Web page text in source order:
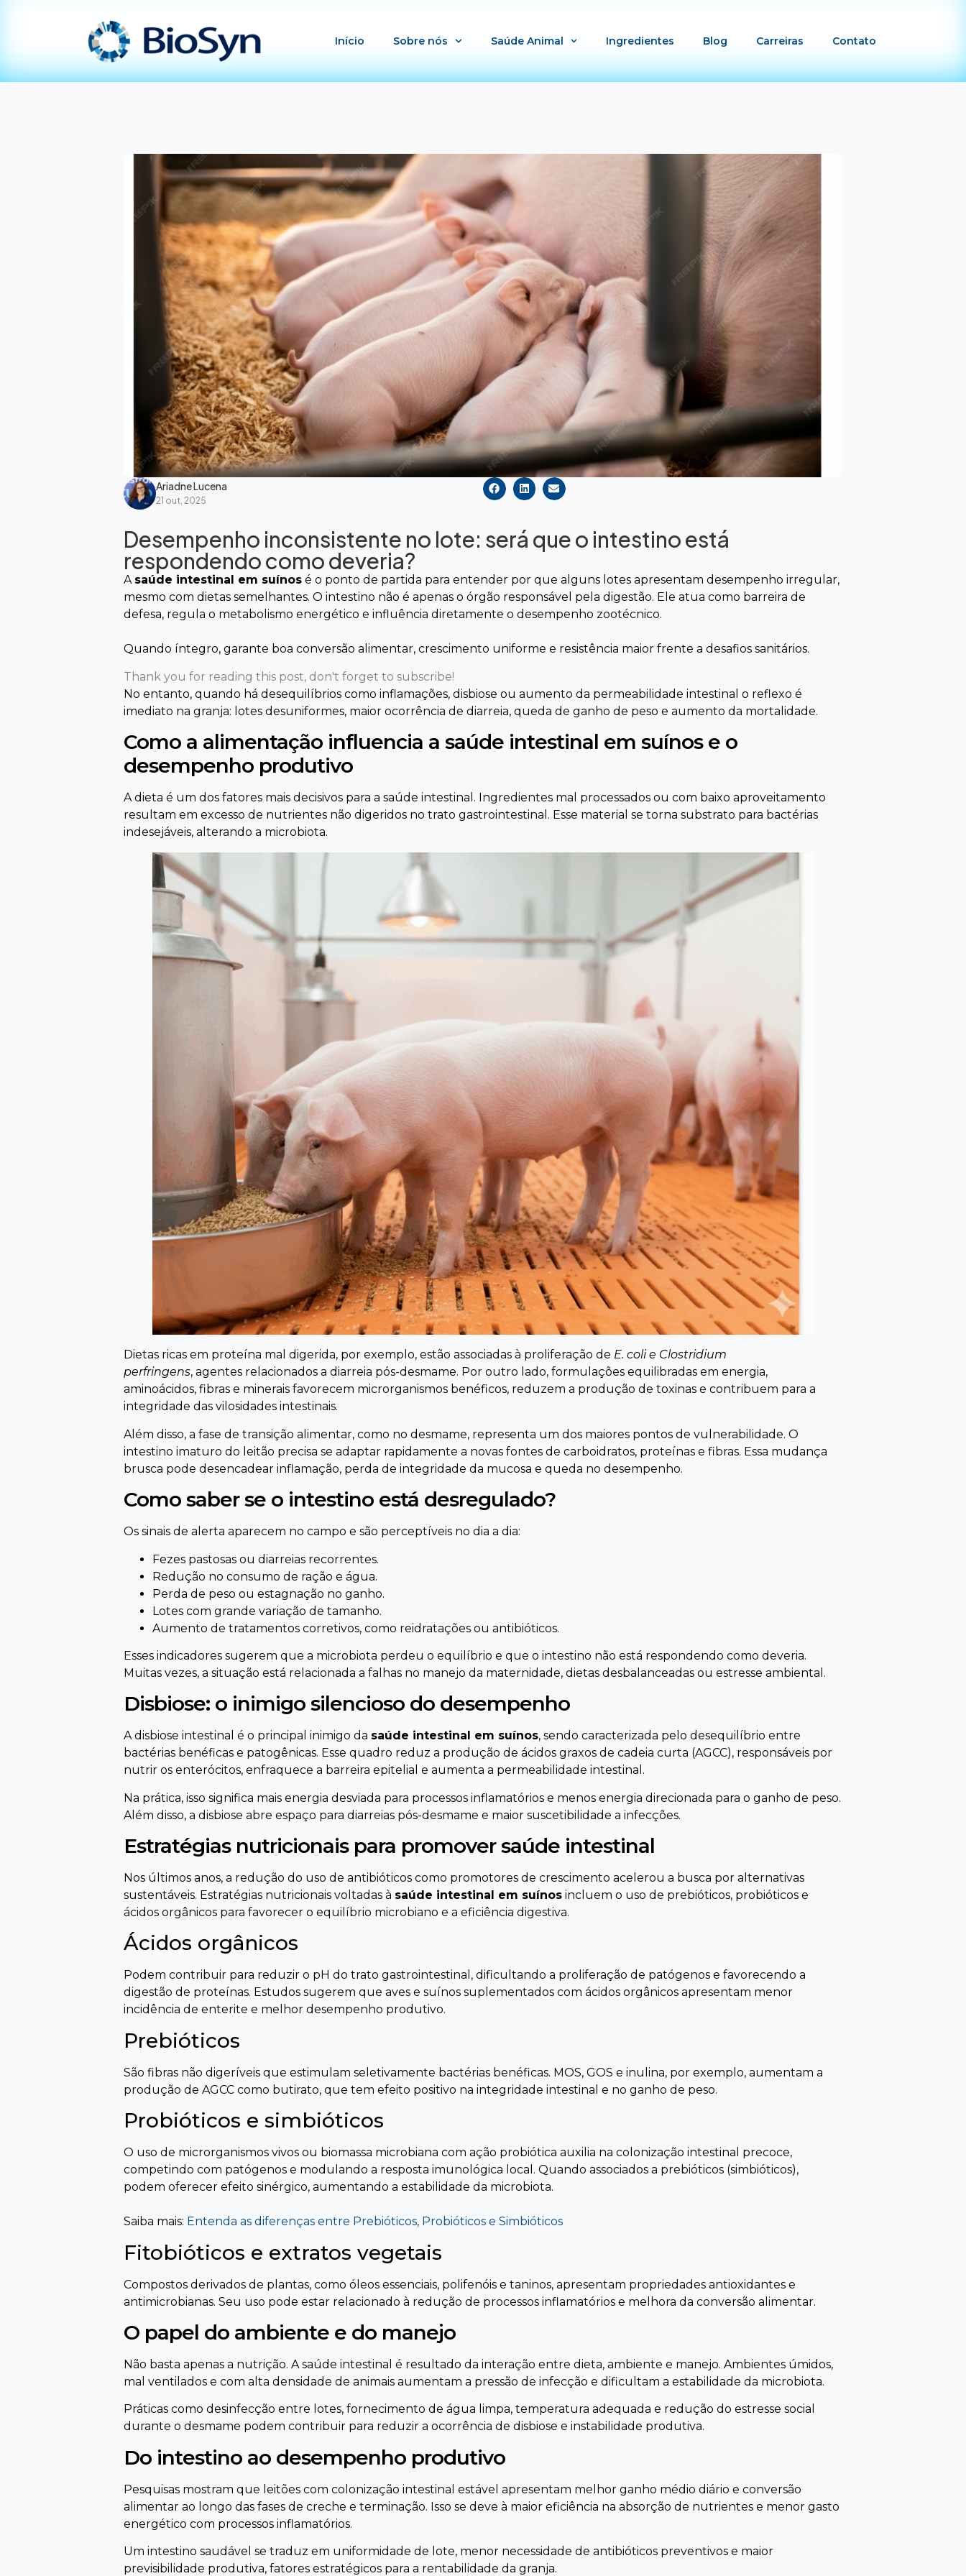
Início Sobre nós Saúde Animal Ingredientes Blog Carreiras Contato
Ariadne Lucena
21 out, 2025
Desempenho inconsistente no lote: será que o intestino está
respondendo como deveria?
A saúde intestinal em suínos é o ponto de partida para entender por que alguns lotes apresentam desempenho irregular,
mesmo com dietas semelhantes. O intestino não é apenas o órgão responsável pela digestão. Ele atua como barreira de
defesa, regula o metabolismo energético e influência diretamente o desempenho zootécnico.
Quando íntegro, garante boa conversão alimentar, crescimento uniforme e resistência maior frente a desafios sanitários.
Thank you for reading this post, don't forget to subscribe!
No entanto, quando há desequilíbrios como inflamações, disbiose ou aumento da permeabilidade intestinal o reflexo é
imediato na granja: lotes desuniformes, maior ocorrência de diarreia, queda de ganho de peso e aumento da mortalidade.
Como a alimentação influencia a saúde intestinal em suínos e o
desempenho produtivo
A dieta é um dos fatores mais decisivos para a saúde intestinal. Ingredientes mal processados ou com baixo aproveitamento
resultam em excesso de nutrientes não digeridos no trato gastrointestinal. Esse material se torna substrato para bactérias
indesejáveis, alterando a microbiota.
Dietas ricas em proteína mal digerida, por exemplo, estão associadas à proliferação de E. coli e Clostridium
perfringens, agentes relacionados a diarreia pós-desmame. Por outro lado, formulações equilibradas em energia,
aminoácidos, fibras e minerais favorecem microrganismos benéficos, reduzem a produção de toxinas e contribuem para a
integridade das vilosidades intestinais.
Além disso, a fase de transição alimentar, como no desmame, representa um dos maiores pontos de vulnerabilidade. O
intestino imaturo do leitão precisa se adaptar rapidamente a novas fontes de carboidratos, proteínas e fibras. Essa mudança
brusca pode desencadear inflamação, perda de integridade da mucosa e queda no desempenho.
Como saber se o intestino está desregulado?
Os sinais de alerta aparecem no campo e são perceptíveis no dia a dia:
Fezes pastosas ou diarreias recorrentes.
Redução no consumo de ração e água.
Perda de peso ou estagnação no ganho.
Lotes com grande variação de tamanho.
Aumento de tratamentos corretivos, como reidratações ou antibióticos.
Esses indicadores sugerem que a microbiota perdeu o equilíbrio e que o intestino não está respondendo como deveria.
Muitas vezes, a situação está relacionada a falhas no manejo da maternidade, dietas desbalanceadas ou estresse ambiental.
Disbiose: o inimigo silencioso do desempenho
A disbiose intestinal é o principal inimigo da saúde intestinal em suínos, sendo caracterizada pelo desequilíbrio entre
bactérias benéficas e patogênicas. Esse quadro reduz a produção de ácidos graxos de cadeia curta (AGCC), responsáveis por
nutrir os enterócitos, enfraquece a barreira epitelial e aumenta a permeabilidade intestinal.
Na prática, isso significa mais energia desviada para processos inflamatórios e menos energia direcionada para o ganho de peso.
Além disso, a disbiose abre espaço para diarreias pós-desmame e maior suscetibilidade a infecções.
Estratégias nutricionais para promover saúde intestinal
Nos últimos anos, a redução do uso de antibióticos como promotores de crescimento acelerou a busca por alternativas
sustentáveis. Estratégias nutricionais voltadas à saúde intestinal em suínos incluem o uso de prebióticos, probióticos e
ácidos orgânicos para favorecer o equilíbrio microbiano e a eficiência digestiva.
Ácidos orgânicos
Podem contribuir para reduzir o pH do trato gastrointestinal, dificultando a proliferação de patógenos e favorecendo a
digestão de proteínas. Estudos sugerem que aves e suínos suplementados com ácidos orgânicos apresentam menor
incidência de enterite e melhor desempenho produtivo.
Prebióticos
São fibras não digeríveis que estimulam seletivamente bactérias benéficas. MOS, GOS e inulina, por exemplo, aumentam a
produção de AGCC como butirato, que tem efeito positivo na integridade intestinal e no ganho de peso.
Probióticos e simbióticos
O uso de microrganismos vivos ou biomassa microbiana com ação probiótica auxilia na colonização intestinal precoce,
competindo com patógenos e modulando a resposta imunológica local. Quando associados a prebióticos (simbióticos),
podem oferecer efeito sinérgico, aumentando a estabilidade da microbiota.
Saiba mais: Entenda as diferenças entre Prebióticos, Probióticos e Simbióticos
Fitobióticos e extratos vegetais
Compostos derivados de plantas, como óleos essenciais, polifenóis e taninos, apresentam propriedades antioxidantes e
antimicrobianas. Seu uso pode estar relacionado à redução de processos inflamatórios e melhora da conversão alimentar.
O papel do ambiente e do manejo
Não basta apenas a nutrição. A saúde intestinal é resultado da interação entre dieta, ambiente e manejo. Ambientes úmidos,
mal ventilados e com alta densidade de animais aumentam a pressão de infecção e dificultam a estabilidade da microbiota.
Práticas como desinfecção entre lotes, fornecimento de água limpa, temperatura adequada e redução do estresse social
durante o desmame podem contribuir para reduzir a ocorrência de disbiose e instabilidade produtiva.
Do intestino ao desempenho produtivo
Pesquisas mostram que leitões com colonização intestinal estável apresentam melhor ganho médio diário e conversão
alimentar ao longo das fases de creche e terminação. Isso se deve à maior eficiência na absorção de nutrientes e menor gasto
energético com processos inflamatórios.
Um intestino saudável se traduz em uniformidade de lote, menor necessidade de antibióticos preventivos e maior
previsibilidade produtiva, fatores estratégicos para a rentabilidade da granja.